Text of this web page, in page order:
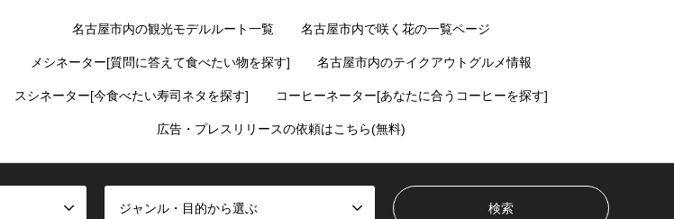
名古屋市内の観光モデルルート一覧 名古屋市内で咲く花の一覧ページ
メシネーター[質問に答えて食べたい物を探す] 名古屋市内のテイクアウトグルメ情報
スシネーター[今食べたい寿司ネタを探す] コーヒーネーター[あなたに合うコーヒーを探す]
広告・プレスリリースの依頼はこちら(無料)
ジャンル・目的から選ぶ